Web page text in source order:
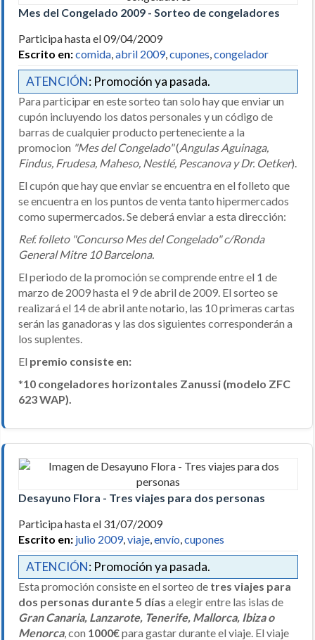
Mes del Congelado 2009 - Sorteo de congeladores
Participa hasta el 09/04/2009
Escrito en:comida abril 2009, cupones congelador
ATENCIÓN: Promoción ya pasada.
Para participar en este sorteo tan solo hay que enviar un
cupón incluyendo los datos personales y un código de
barras de cualquier producto perteneciente a la
promocion "Mes del Congelado"(Angulas Aguinaga,
Findus, Frudesa, Maheso, Nestlé, Pescanova y Dr. Oetker).
El cupón que hay que enviar se encuentra en el folleto que
se encuentra en los puntos de venta tanto hipermercados
como supermercados. Se deberá enviar a esta dirección:
Ref. folleto "Concurso Mes del Congelado" c/Ronda
General Mitre 10 Barcelona.
El periodo de la promoción se comprende entre el 1 de
marzo de 2009 hasta el 9 de abril de 2009. El sorteo se
realizará el 14 de abril ante notario, las 10 primeras cartas
serán las ganadoras y las dos siguientes corresponderán a
los suplentes.
El premio consiste en:
*10 congeladores horizontales Zanussi (modelo ZFC
623 WAP).
Desayuno Flora - Tres viajes para dos personas
Participa hasta el 31/07/2009
Escrito en: julio 2009, viaje envío cupones
ATENCIÓN: Promoción ya pasada.
Esta promoción consiste en el sorteo de tres viajes para
dos personas durante 5 días a elegir entre las islas de
Gran Canaria, Lanzarote, Tenerife, Mallorca, Ibiza o
Menorca, con 1000€para gastar durante el viaje. El viaje